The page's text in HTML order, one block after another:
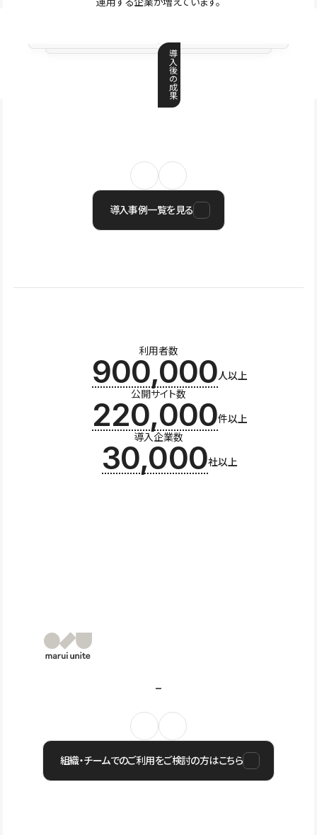
導
入
後
の
成
果
導入事例一覧を見る
利用者数
900,000人以上
公開サイト数
220,000件以上
導入企業数
30,000社以上
組織・チームでのご利用をご検討の方はこちら